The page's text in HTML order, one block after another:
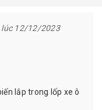
12/12/2023
lắp trong lốp xe ô